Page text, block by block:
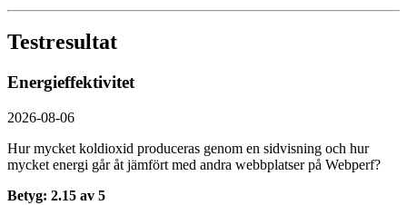
Testresultat
Energieffektivitet
2026-08-06
Hur mycket koldioxid produceras genom en sidvisning och hur
mycket energi går åt jämfört med andra webbplatser på Webperf?
Betyg: 2.15 av 5